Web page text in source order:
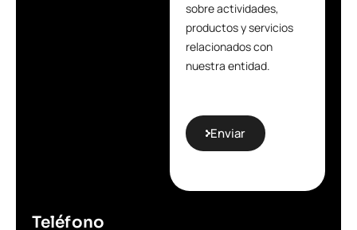
Teléfono
sobre actividades,
productos y servicios
relacionados con
nuestra entidad.
Enviar